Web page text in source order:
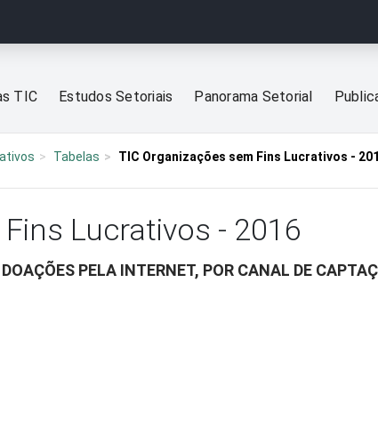
TIC Estudos Setoriais Panorama Setorial
Tabelas TIC Organizações sem Fins Lucrativos -
Lucrativos - 2016
PELA INTERNET, POR CANAL DE